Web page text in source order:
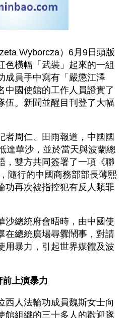
Wyborcza）6月9日頭版
色橫幅「武裝」起來的一組
成員手中寫有「嚴懲江澤
中國使館的工作人員證實了
伍。新聞並醒目刊登了大幅
者周仁、田雨報道，中國國
達華沙，並於當天與波蘭總
，雙方共同簽署了一項《聯
隨行的中國商務部部長薄熙
功再次被指控犯有反人類罪
沙總統府會晤時，由中國使
在總統廣場尋釁鬧事，對請
用暴力，引起世界媒體及波
上演暴力
西人法輪功成員魏斯女士向
館組織的三十多人的歡迎隊